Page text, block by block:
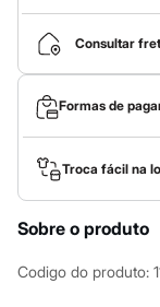
Vestidos
Acessórios
Bolsas
Bonés e Chapéus
Bijoux
Cintos
Óculos
Relógios
Calçados
Botas
Chinelos
Rasteirinhas
Sandálias
Sapatilhas
Consultar
Formas de
Troca fácil na
Sobre o produto
Codigo do produto: